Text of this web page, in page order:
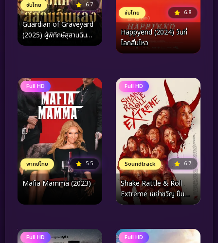
ซับไทย 6.7
Guardian of Graveyard
(2025) ผู้พิทักษ์สุสานฉิน
หลิง
ซับไทย 6.8
Happyend (2024) วันที่
โลกสั่นไหว
Full HD
พากย์ไทย 5.5
Mafia Mamma (2023)
Full HD
Soundtrack 6.7
Shake Rattle & Roll
Extreme เขย่าขวัญ ปั่น
ประสาท (2023)
Full HD Full HD